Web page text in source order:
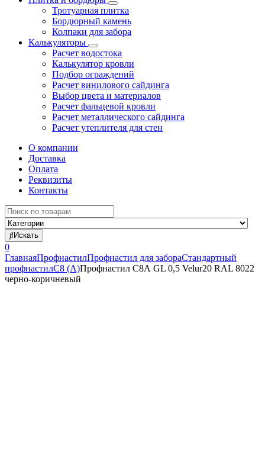
Тротуарная плитка
Бордюрный камень
Колпаки для забора
Калькуляторы
Расчет водостока
Калькулятор кровли
Подбор ограждений
Расчет винилового сайдинга
Выбор цвета и материалов
Расчет фальцевой кровли
Расчет металлического сайдинга
Расчет утеплителя для стен
О компании
Доставка
Оплата
Реквизиты
Контакты
Search
for:
Искать
0
ГлавнаяПрофнастилПрофнастил для забораСтандартный
профнастилС8 (А)Профнастил С8А GL 0,5 Velur20 RAL 8022
черно-коричневый